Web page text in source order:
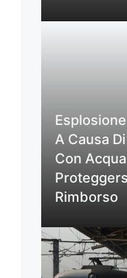
A Causa
Con
Rimborso